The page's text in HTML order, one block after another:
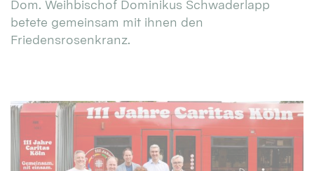
Dom. Weihbischof Dominikus Schwaderlapp
betete gemeinsam mit ihnen den
Friedensrosenkranz.